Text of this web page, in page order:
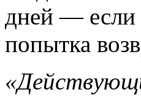
дней — если
попытка